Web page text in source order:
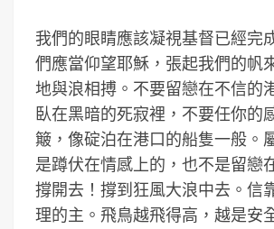
我們的眼睛應該凝視基督已經完
們應當仰望耶穌，張起我們的帆
地與浪相搏。不要留戀在不信的
臥在黑暗的死寂裡，不要任你的
簸，像碇泊在港口的船隻一般。
是蹲伏在情感上的，也不是留戀
撐開去！撐到狂風大浪中去。信
理的主。飛鳥越飛得高，越是安